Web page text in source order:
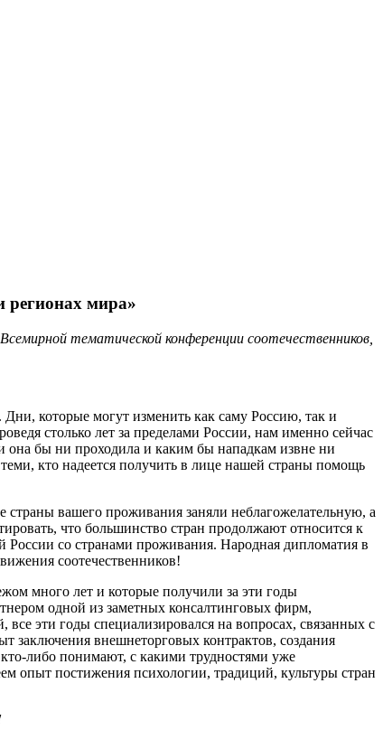
регионах мира»
тематической конференции соотечественников,
которые могут изменить как саму Россию, так и
столько лет за пределами России, нам именно сейчас
она бы ни проходила и каким бы нападкам извне ни
кто надеется получить в лице нашей страны помощь
вашего проживания заняли неблагожелательную, а
что большинство стран продолжают относится к
России со странами проживания. Народная дипломатия в
соотечественников!
много лет и которые получили за эти годы
одной из заметных консалтинговых фирм,
эти годы специализировался на вопросах, связанных с
заключения внешнеторговых контрактов, создания
либо понимают, с какими трудностями уже
опыт постижения психологии, традиций, культуры стран